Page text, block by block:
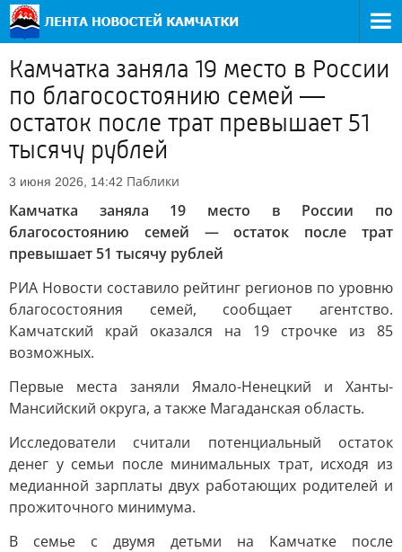
Камчатка заняла 19 место в России
по благосостоянию семей —
остаток после трат превышает 51
тысячу рублей
3 июня 2026, 14:42 Паблики
Камчатка заняла 19 место в России по
благосостоянию семей — остаток после трат
превышает 51 тысячу рублей
РИА Новости составило рейтинг регионов по уровню
благосостояния семей, сообщает агентство.
Камчатский край оказался на 19 строчке из 85
возможных.
Первые места заняли Ямало-Ненецкий и Ханты-
Мансийский округа, а также Магаданская область.
Исследователи считали потенциальный остаток
денег у семьи после минимальных трат, исходя из
медианной зарплаты двух работающих родителей и
прожиточного минимума.
В семье с двумя детьми на Камчатке после